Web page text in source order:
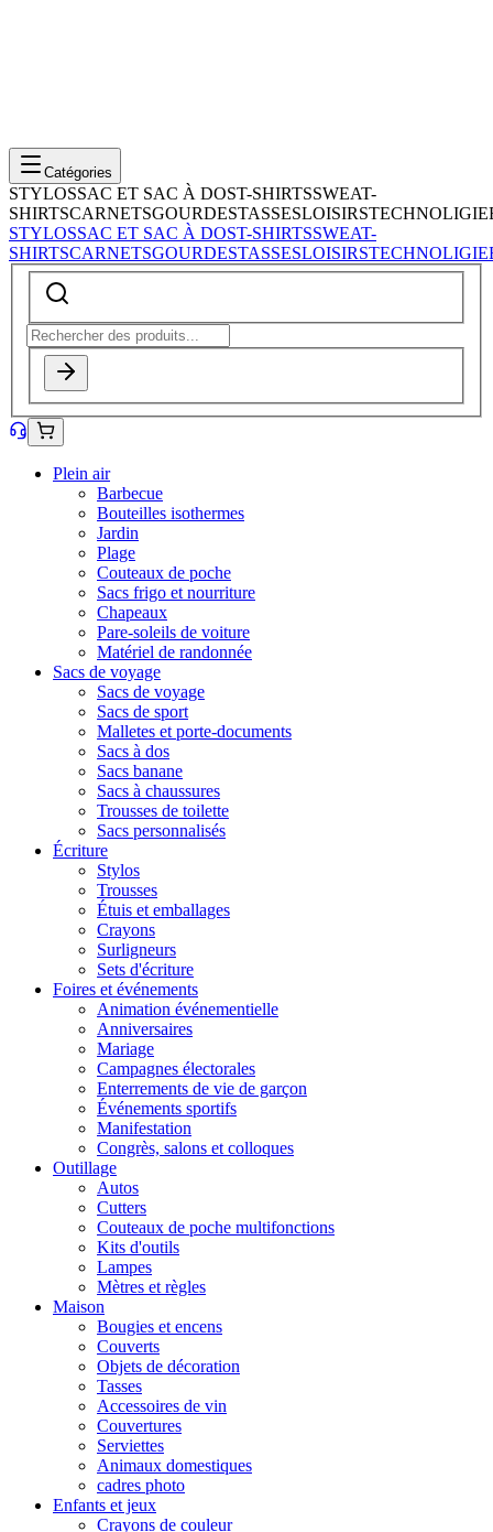
Catégories
STYLOSSAC ET SAC À DOST-SHIRTSSWEAT-
SHIRTSCARNETSGOURDESTASSESLOISIRSTECHNOLIGIE
STYLOSSAC ET SAC À DOST-SHIRTSSWEAT-
SHIRTSCARNETSGOURDESTASSESLOISIRSTECHNOLIGIE
Plein air
Barbecue
Bouteilles isothermes
Jardin
Plage
Couteaux de poche
Sacs frigo et nourriture
Chapeaux
Pare-soleils de voiture
Matériel de randonnée
Sacs de voyage
Sacs de voyage
Sacs de sport
Malletes et porte-documents
Sacs à dos
Sacs banane
Sacs à chaussures
Trousses de toilette
Sacs personnalisés
Écriture
Stylos
Trousses
Étuis et emballages
Crayons
Surligneurs
Sets d'écriture
Foires et événements
Animation événementielle
Anniversaires
Mariage
Campagnes électorales
Enterrements de vie de garçon
Événements sportifs
Manifestation
Congrès, salons et colloques
Outillage
Autos
Cutters
Couteaux de poche multifonctions
Kits d'outils
Lampes
Mètres et règles
Maison
Bougies et encens
Couverts
Objets de décoration
Tasses
Accessoires de vin
Couvertures
Serviettes
Animaux domestiques
cadres photo
Enfants et jeux
Crayons de couleur